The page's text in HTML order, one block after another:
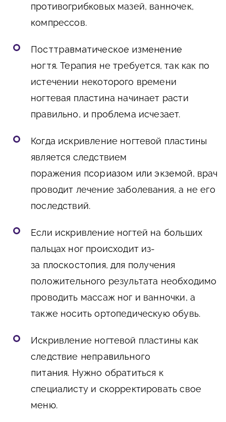
противогрибковых мазей, ванночек,
компрессов.
Посттравматическое изменение
ногтя. Терапия не требуется, так как по
истечении некоторого времени
ногтевая пластина начинает расти
правильно, и проблема исчезает.
Когда искривление ногтевой пластины
является следствием
поражения псориазом или экземой, врач
проводит лечение заболевания, а не его
последствий.
Если искривление ногтей на больших
пальцах ног происходит из-
за плоскостопия, для получения
положительного результата необходимо
проводить массаж ног и ванночки, а
также носить ортопедическую обувь.
Искривление ногтевой пластины как
следствие неправильного
питания. Нужно обратиться к
специалисту и скорректировать свое
меню.